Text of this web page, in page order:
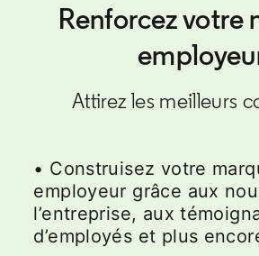
Renforcez votre
Attirez les meilleurs
• Construisez votre
employeur grâce aux
l’entreprise, aux
d’employés et plus